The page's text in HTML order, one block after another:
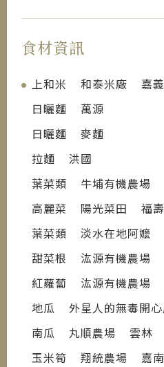
食材資訊
上和米 和泰米廠 嘉義
日曬麵 萬源
日曬麵 麥麵
拉麵 洪國
葉菜類 牛埔有機農場
高麗菜 陽光菜田 福壽
葉菜類 淡水在地阿嬤
甜菜根 汯源有機農場
紅蘿蔔 汯源有機農場
地瓜 外星人的無毒開
南瓜 丸順農場 雲林
玉米筍 翔統農場 嘉南